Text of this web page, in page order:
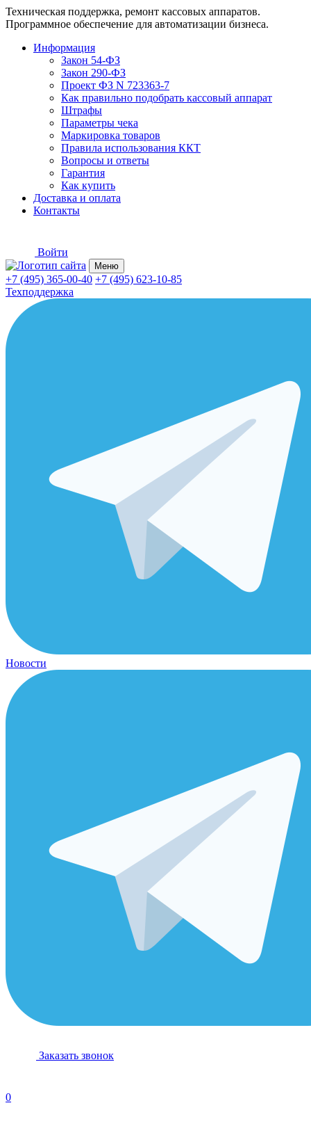
Техническая поддержка, ремонт кассовых аппаратов.
Программное обеспечение для автоматизации бизнеса.
Информация
Закон 54-ФЗ
Закон 290-ФЗ
Проект ФЗ N 723363-7
Как правильно подобрать кассовый аппарат
Штрафы
Параметры чека
Маркировка товаров
Правила использования ККТ
Вопросы и ответы
Гарантия
Как купить
Доставка и оплата
Контакты
Войти
Меню
+7 (495) 365-00-40 +7 (495) 623-10-85
Техподдержка
Новости
Заказать звонок
0